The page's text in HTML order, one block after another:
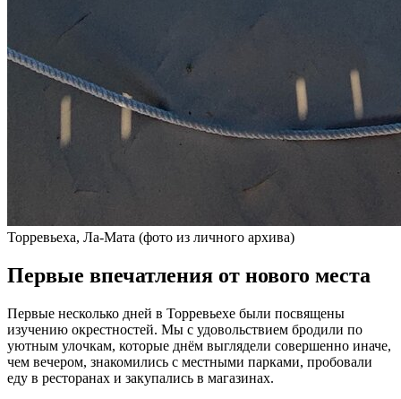
Торревьеха, Ла-Мата (фото из личного архива)
Первые впечатления от нового места
Первые несколько дней в Торревьехе были посвящены
изучению окрестностей. Мы с удовольствием бродили по
уютным улочкам, которые днём выглядели совершенно иначе,
чем вечером, знакомились с местными парками, пробовали
еду в ресторанах и закупались в магазинах.